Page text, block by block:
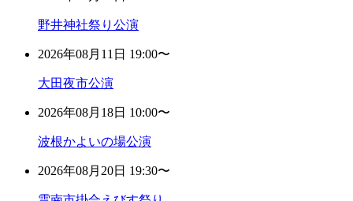
野井神社祭り公演
2026年08月11日 19:00〜
大田夜市公演
2026年08月18日 10:00〜
波根かよいの場公演
2026年08月20日 19:30〜